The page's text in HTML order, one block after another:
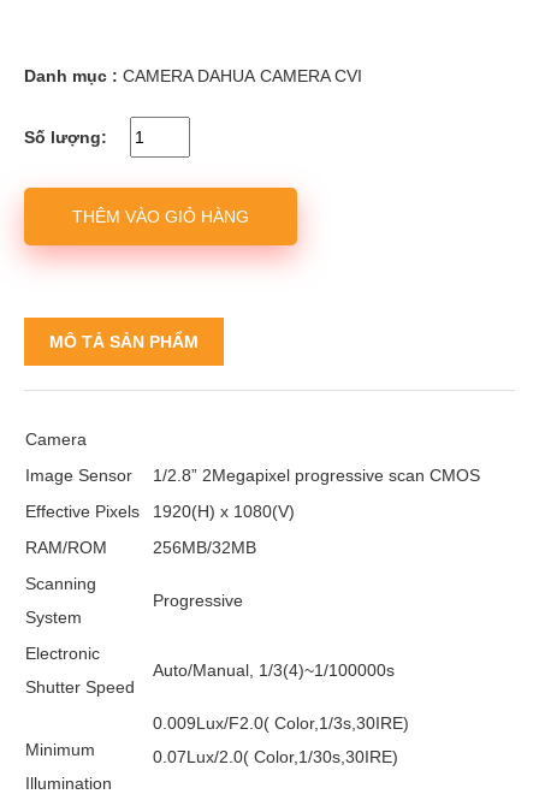
Danh mục : CAMERA DAHUA CAMERA CVI
Số lượng:
THÊM VÀO GIỎ HÀNG
MÔ TẢ SẢN PHẨM
Camera
Image Sensor
1/2.8” 2Megapixel progressive scan CMOS
Effective Pixels
1920(H) x 1080(V)
RAM/ROM
256MB/32MB
Scanning
System
Progressive
Electronic
Shutter Speed
Auto/Manual, 1/3(4)~1/100000s
Minimum
Illumination
0.009Lux/F2.0( Color,1/3s,30IRE)
0.07Lux/2.0( Color,1/30s,30IRE)